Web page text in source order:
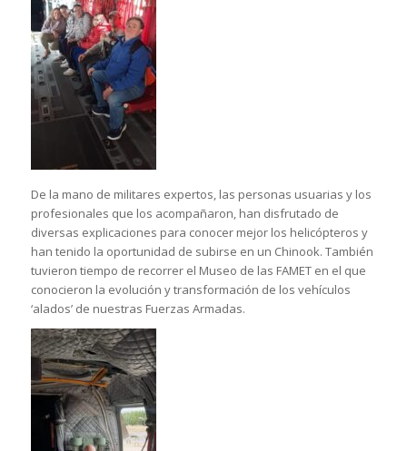
De la mano de militares expertos, las personas usuarias y los
profesionales que los acompañaron, han disfrutado de
diversas explicaciones para conocer mejor los helicópteros y
han tenido la oportunidad de subirse en un Chinook. También
tuvieron tiempo de recorrer el Museo de las FAMET en el que
conocieron la evolución y transformación de los vehículos
‘alados’ de nuestras Fuerzas Armadas.